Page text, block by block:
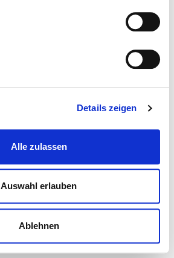
Details zeigen
Alle zulassen
Auswahl erlauben
Ablehnen